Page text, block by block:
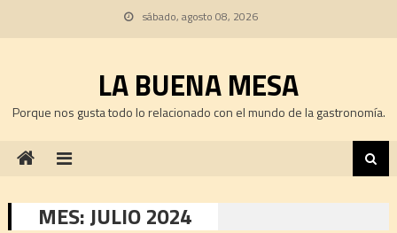
sábado, agosto 08, 2026
LA BUENA MESA
Porque nos gusta todo lo relacionado con el mundo de la gastronomía.
MES:JULIO 2024